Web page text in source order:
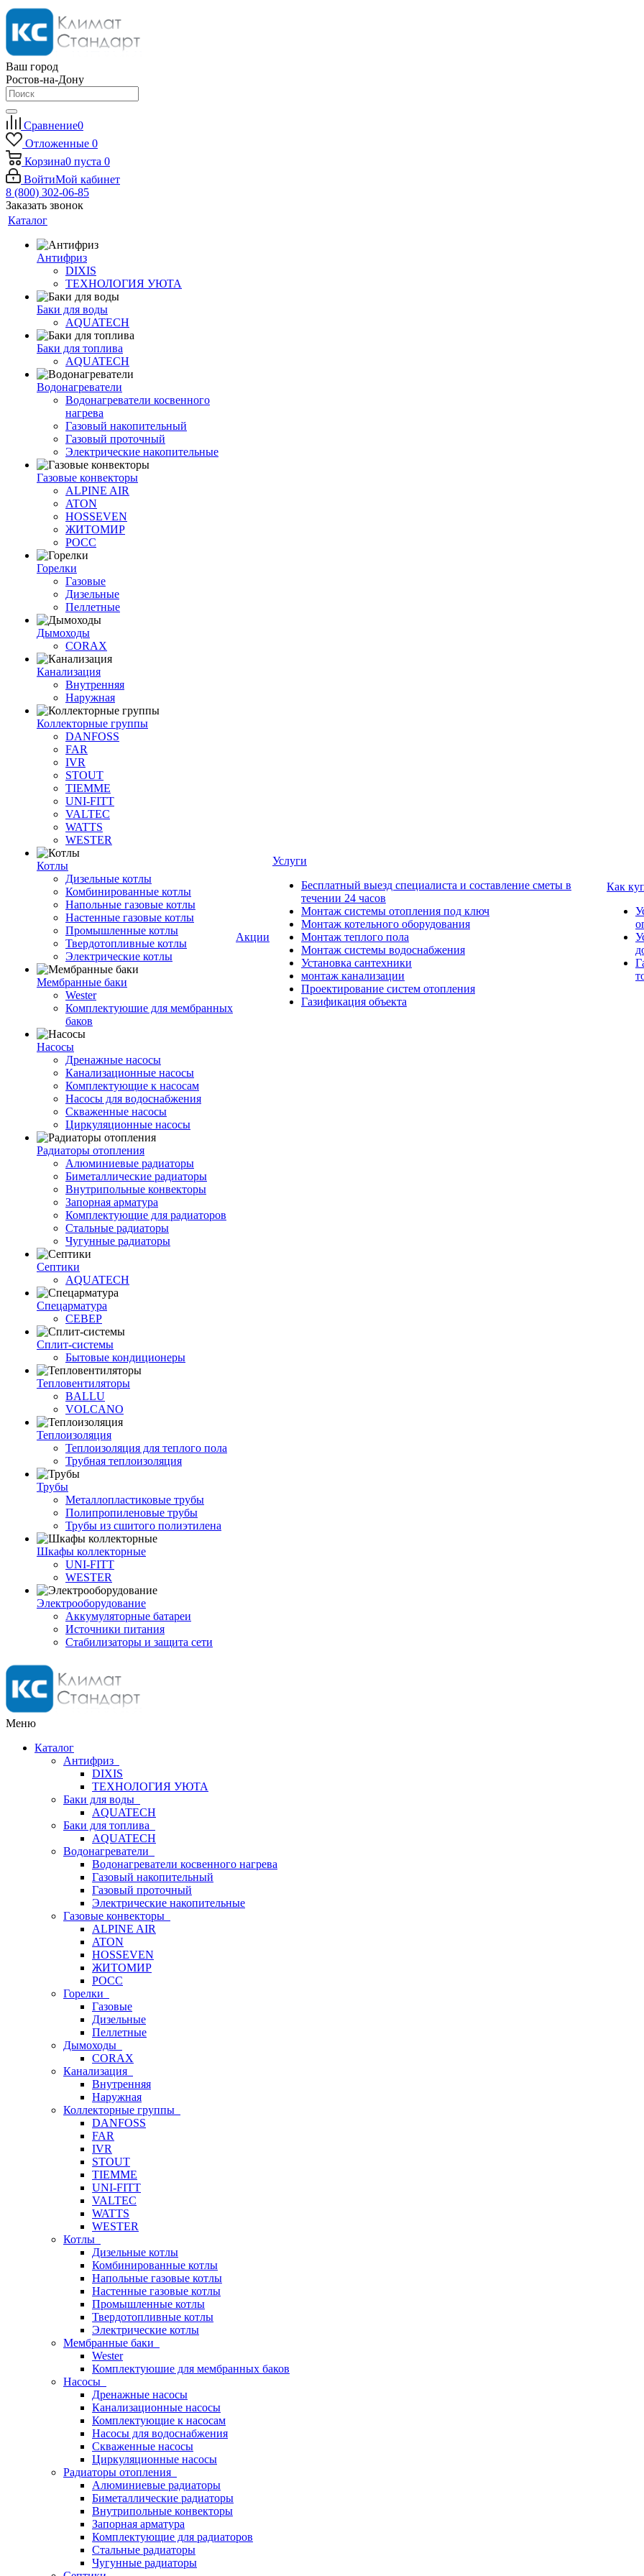
Ваш город
Ростов-на-Дону
Сравнение0
Отложенные 0
Корзина0 пуста 0
ВойтиМой кабинет
8 (800) 302-06-85
Заказать звонок
Каталог
Антифриз
DIXIS
ТЕХНОЛОГИЯ УЮТА
Баки для воды
AQUATECH
Баки для топлива
AQUATECH
Водонагреватели
Водонагреватели косвенного
нагрева
Газовый накопительный
Газовый проточный
Электрические накопительные
Газовые конвекторы
ALPINE AIR
ATON
HOSSEVEN
ЖИТОМИР
РОСС
Горелки
Газовые
Дизельные
Пеллетные
Дымоходы
CORAX
Канализация
Внутренняя
Наружная
Коллекторные группы
DANFOSS
FAR
IVR
STOUT
TIEMME
UNI-FITT
VALTEC
WATTS
WESTER
Котлы
Дизельные котлы
Комбинированные котлы
Напольные газовые котлы
Настенные газовые котлы
Промышленные котлы
Твердотопливные котлы
Электрические котлы
Мембранные баки
Wester
Комплектуюшие для мембранных
баков
Насосы
Дренажные насосы
Канализационные насосы
Комплектующие к насосам
Насосы для водоснабжения
Скваженные насосы
Циркуляционные насосы
Радиаторы отопления
Алюминиевые радиаторы
Биметаллические радиаторы
Внутрипольные конвекторы
Запорная арматура
Комплектующие для радиаторов
Стальные радиаторы
Чугунные радиаторы
Септики
AQUATECH
Спецарматура
СЕВЕР
Сплит-системы
Бытовые кондиционеры
Тепловентиляторы
BALLU
VOLCANO
Теплоизоляция
Теплоизоляция для теплого пола
Трубная теплоизоляция
Трубы
Металлопластиковые трубы
Полипропиленовые трубы
Трубы из сшитого полиэтилена
Шкафы коллекторные
UNI-FITT
WESTER
Электрооборудование
Аккумуляторные батареи
Источники питания
Стабилизаторы и защита сети
Акции
Услуги
Бесплатный выезд специалиста и составление сметы в
течении 24 часов
Монтаж системы отопления под ключ
Монтаж котельного оборудования
Монтаж теплого пола
Монтаж системы водоснабжения
Установка сантехники
монтаж канализации
Проектирование систем отопления
Газификация объекта
Как
Меню
Каталог
Антифриз
DIXIS
ТЕХНОЛОГИЯ УЮТА
Баки для воды
AQUATECH
Баки для топлива
AQUATECH
Водонагреватели
Водонагреватели косвенного нагрева
Газовый накопительный
Газовый проточный
Электрические накопительные
Газовые конвекторы
ALPINE AIR
ATON
HOSSEVEN
ЖИТОМИР
РОСС
Горелки
Газовые
Дизельные
Пеллетные
Дымоходы
CORAX
Канализация
Внутренняя
Наружная
Коллекторные группы
DANFOSS
FAR
IVR
STOUT
TIEMME
UNI-FITT
VALTEC
WATTS
WESTER
Котлы
Дизельные котлы
Комбинированные котлы
Напольные газовые котлы
Настенные газовые котлы
Промышленные котлы
Твердотопливные котлы
Электрические котлы
Мембранные баки
Wester
Комплектуюшие для мембранных баков
Насосы
Дренажные насосы
Канализационные насосы
Комплектующие к насосам
Насосы для водоснабжения
Скваженные насосы
Циркуляционные насосы
Радиаторы отопления
Алюминиевые радиаторы
Биметаллические радиаторы
Внутрипольные конвекторы
Запорная арматура
Комплектующие для радиаторов
Стальные радиаторы
Чугунные радиаторы